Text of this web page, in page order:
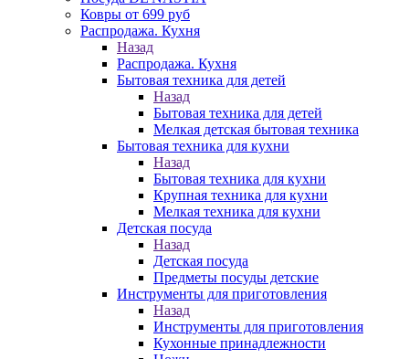
Ковры от 699 руб
Распродажа. Кухня
Назад
Распродажа. Кухня
Бытовая техника для детей
Назад
Бытовая техника для детей
Мелкая детская бытовая техника
Бытовая техника для кухни
Назад
Бытовая техника для кухни
Крупная техника для кухни
Мелкая техника для кухни
Детская посуда
Назад
Детская посуда
Предметы посуды детские
Инструменты для приготовления
Назад
Инструменты для приготовления
Кухонные принадлежности